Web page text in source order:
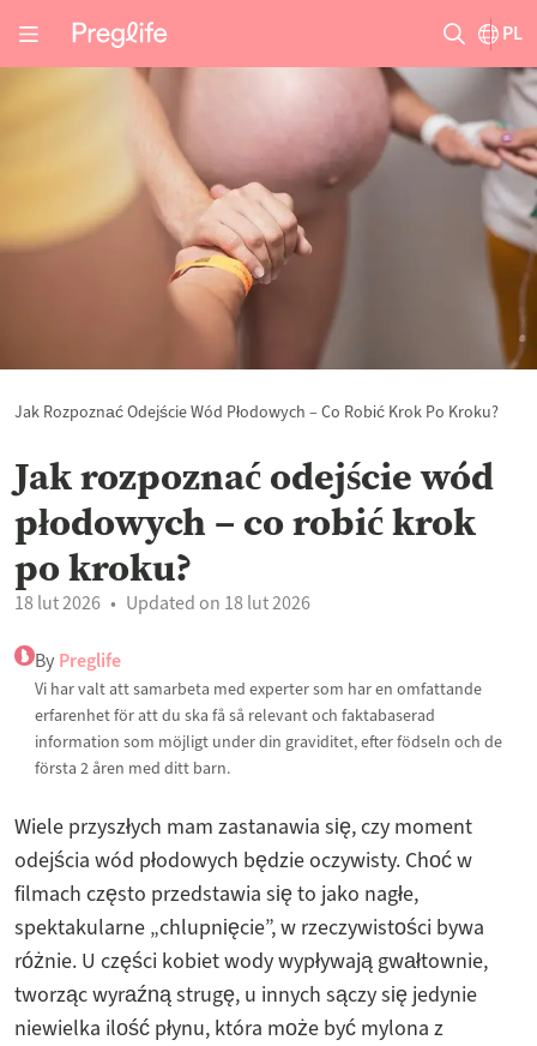
PL
Jak Rozpoznać Odejście Wód Płodowych – Co Robić Krok Po Kroku?
Jak rozpoznać odejście wód
płodowych – co robić krok
po kroku?
18 lut 2026 Updated on 18 lut 2026
By Preglife
Vi har valt att samarbeta med experter som har en omfattande
erfarenhet för att du ska få så relevant och faktabaserad
information som möjligt under din graviditet, efter födseln och de
första 2 åren med ditt barn.
Wiele przyszłych mam zastanawia się, czy moment
odejścia wód płodowych będzie oczywisty. Choć w
filmach często przedstawia się to jako nagłe,
spektakularne „chlupnięcie”, w rzeczywistości bywa
różnie. U części kobiet wody wypływają gwałtownie,
tworząc wyraźną strugę, u innych sączy się jedynie
niewielka ilość płynu, która może być mylona z